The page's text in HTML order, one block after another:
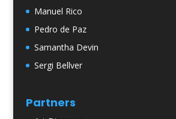
Manuel Rico
Pedro de Paz
Samantha Devin
Sergi Bellver
Partners